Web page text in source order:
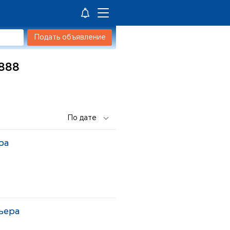
Подать объявление